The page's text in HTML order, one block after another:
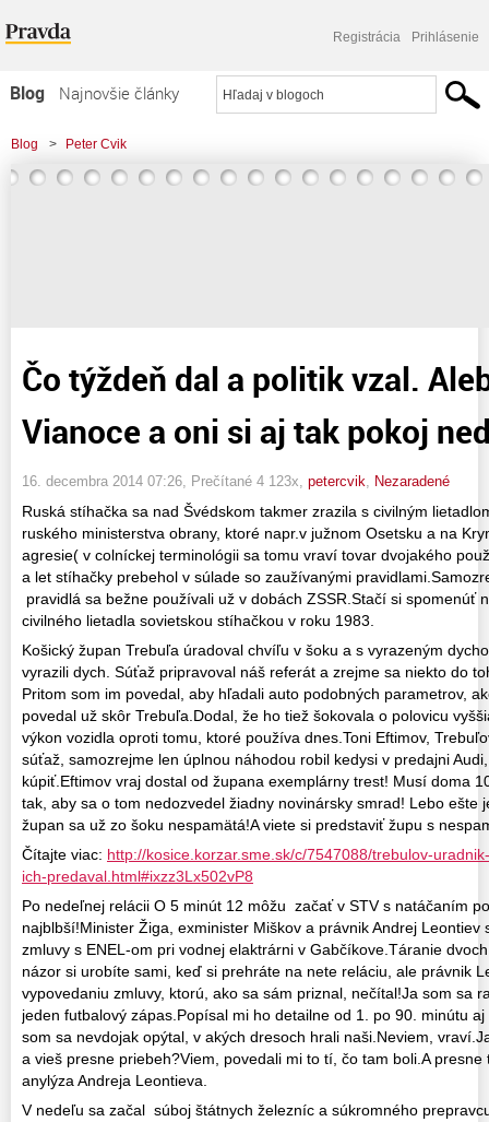
Registrácia Prihlásenie
Blog
Najnovšie články
Najčítanejšie články
Najkomentovanejšie články
Blog > Peter Cvik
> Čo týždeň dal a politik vzal. Alebo blížia sa Vianoce a oni si aj tak pokoj
Čo týždeň dal a politik vzal.
Vianoce a oni si aj tak pokoj
16. decembra 2014 07:26 , Prečítané 4 123x, petercvik Nezaradené
Ruská stíhačka sa nad Švédskom takmer zrazila s civilným
ruského ministerstva obrany, ktoré napr.v južnom Osetsku a na
agresie( v colníckej terminológii sa tomu vraví tovar dvojakého
a let stíhačky prebehol v súlade so zaužívanými
pravidlá sa bežne používali už v dobách ZSSR.Stačí si spomenúť
civilného lietadla sovietskou stíhačkou v roku 1983.
Košický župan Trebuľa úradoval chvíľu v šoku a s vyrazeným
vyrazili dych. Súťaž pripravoval náš referát a zrejme sa niekto do
Pritom som im povedal, aby hľadali auto podobných parametrov,
povedal už skôr Trebuľa.Dodal, že ho tiež šokovala o polovicu
výkon vozidla oproti tomu, ktoré používa dnes.Toni Eftimov,
súťaž, samozrejme len úplnou náhodou robil kedysi v predajni
kúpiť.Eftimov vraj dostal od župana exemplárny trest! Musí doma
tak, aby sa o tom nedozvedel žiadny novinársky smrad! Lebo ešte
župan sa už zo šoku nespamätá!A viete si predstaviť župu s
Čítajte viac: http://kosice.korzar.sme.sk/c/7547088/trebulov-
ich-predaval.html#ixzz3Lx502vP8
Po nedeľnej relácii O 5 minút 12 môžu začať v STV s natáčaním
najblbší!Minister Žiga, exminister Miškov a právnik Andrej Leontiev
zmluvy s ENEL-om pri vodnej elaktrárni v Gabčíkove.Táranie
názor si urobíte sami, keď si prehráte na nete reláciu, ale právnik
vypovedaniu zmluvy, ktorú, ako sa sám priznal, nečítal!Ja som sa
jeden futbalový zápas.Popísal mi ho detailne od 1. po 90. minútu
som sa nevdojak opýtal, v akých dresoch hrali naši.Neviem,
a vieš presne priebeh?Viem, povedali mi to tí, čo tam boli.A
anylýza Andreja Leontieva.
V nedeľu sa začal súboj štátnych železníc a súkromného